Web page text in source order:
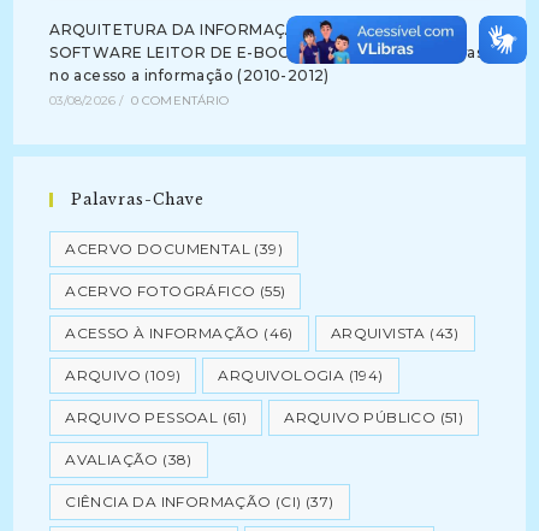
ARQUITETURA DA INFORMAÇÃO NA INTERFACE DE
SOFTWARE LEITOR DE E-BOOK: identificando barreiras
no acesso a informação (2010-2012)
03/08/2026 / 0 COMENTÁRIO
Palavras-Chave
ACERVO DOCUMENTAL (39)
ACERVO FOTOGRÁFICO (55)
ACESSO À INFORMAÇÃO (46) ARQUIVISTA (43)
ARQUIVO (109) ARQUIVOLOGIA (194)
ARQUIVO PESSOAL (61) ARQUIVO PÚBLICO (51)
AVALIAÇÃO (38)
CIÊNCIA DA INFORMAÇÃO (CI) (37)